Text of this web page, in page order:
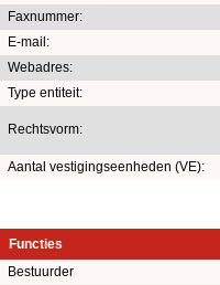
Faxnummer:
E-mail:
Webadres:
Type entiteit:
Rechtsvorm:
Aantal vestigingseenheden (VE):
Functies
Bestuurder